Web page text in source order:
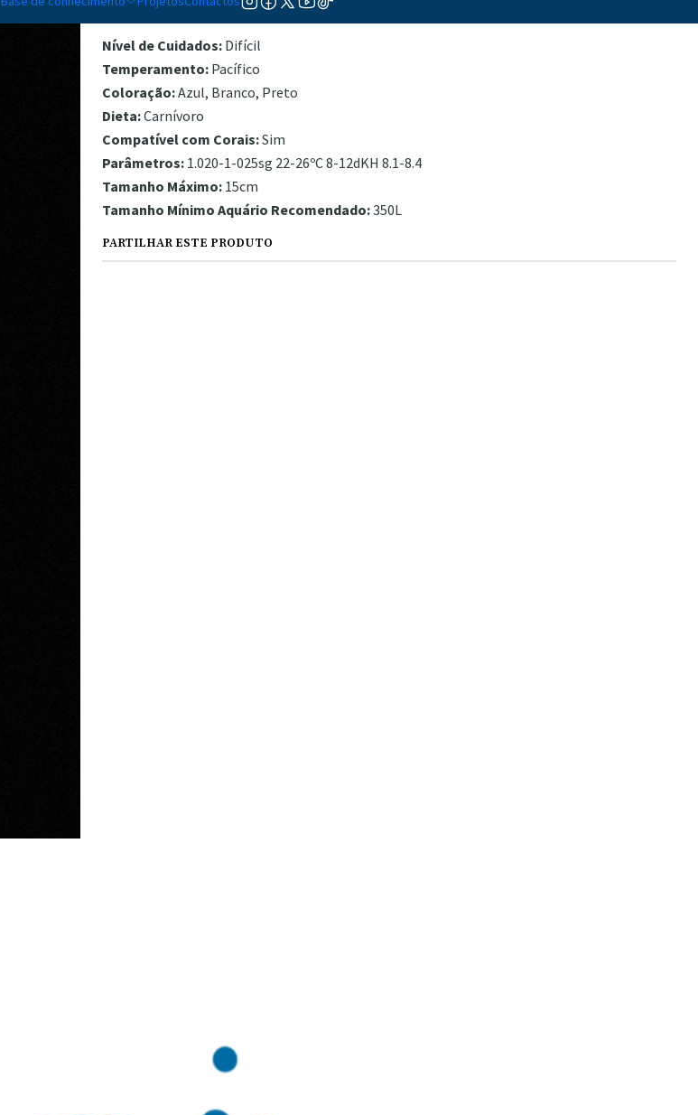
DESCRIÇÃO
Nível de Cuidados: Difícil
Temperamento: Pacífico
Coloração:Azul, Branco, Preto
Dieta:Carnívoro
Compatível com Corais:Sim
Parâmetros: 1.020-1-025sg 22-26ºC 8-12dKH 8.1-8.4
Tamanho Máximo: 15cm
Tamanho Mínimo Aquário Recomendado:350L
PARTILHAR ESTE PRODUTO